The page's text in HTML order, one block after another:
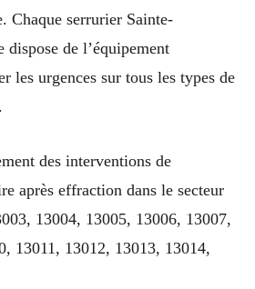
Chaque serrurier Sainte-
de l’équipement
les urgences sur tous les types de
des interventions de
après effraction dans le secteur
13004, 13005, 13006, 13007,
13011, 13012, 13013, 13014,